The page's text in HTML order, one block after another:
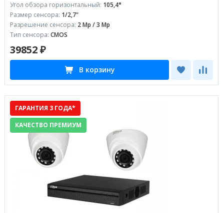
Угол обзора горизонтальный: 105,4°
Размер сенсора: 1/2,7"
Разрешение сенсора: 2 Mp / 3 Mp
Тип сенсора: CMOS
39852 ₽
В корзину
ГАРАНТИЯ 3 ГОДА*
КАЧЕСТВО ПРЕМИУМ